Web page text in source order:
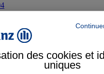
par e-mail
des cookies et
uniques